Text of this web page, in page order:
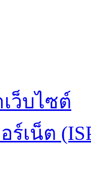
ว็บไซต์
ร์เน็ต